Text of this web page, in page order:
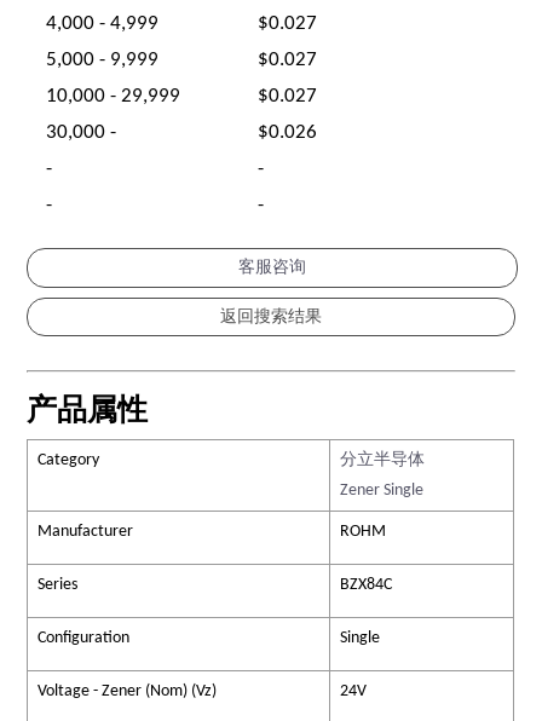
4,000 - 4,999
$0.027
5,000 - 9,999
$0.027
10,000 - 29,999
$0.027
30,000 -
$0.026
-
-
-
-
客服咨询
产品属性
Category
分立半导体
Zener Single
Manufacturer ROHM
Series BZX84C
Configuration Single
Voltage - Zener (Nom) (Vz) 24V